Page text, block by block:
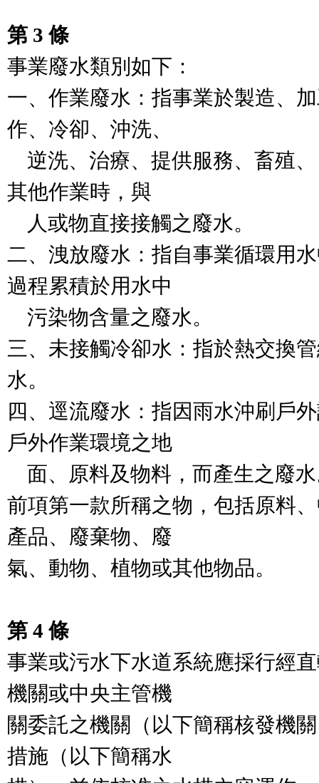
第 3 條
事業廢水類別如下：
一、作業廢水：指事業於製造、
作、冷卻、沖洗、
其他作業時，與
二、洩放廢水：指自事業循環用
過程累積於用水中
三、未接觸冷卻水：指於熱交換
水。
四、逕流廢水：指因雨水沖刷戶
戶外作業環境之地
前項第一款所稱之物，包括原料
產品、廢棄物、廢
氣、動物、植物或其他物品。
第 4 條
事業或污水下水道系統應採行經
機關或中央主管機
關委託之機關（以下簡稱核發機
措施（以下簡稱水